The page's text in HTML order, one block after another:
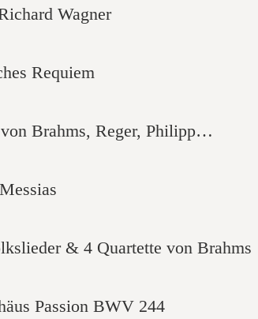
Wagner
Requiem
Brahms, Reger, Philipp…
& 4 Quartette von Brahms
Passion BWV 244